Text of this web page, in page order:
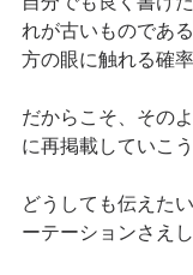
れが古いものであ
方の眼に触れる確率
だからこそ、その
に再掲載していこう
どうしても伝えた
ーテーションさえ